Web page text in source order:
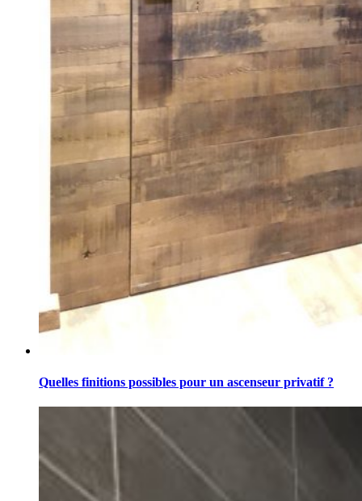
Quelles finitions possibles pour un ascenseur privatif ?